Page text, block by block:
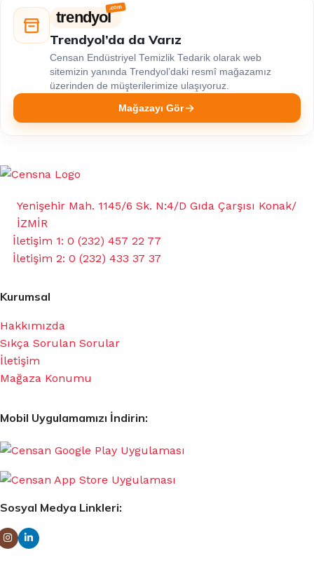
trendyol
Trendyol’da da Varız
Censan Endüstriyel Temizlik Tedarik olarak web
sitemizin yanında Trendyol’daki resmî mağazamız
üzerinden de müşterilerimize ulaşıyoruz.
Mağazayı Gör
Yenişehir Mah. 1145/6 Sk. N:4/D Gıda Çarşısı Konak/
İZMİR
İletişim 1: 0 (232) 457 22 77
İletişim 2: 0 (232) 433 37 37
Kurumsal
Hakkımızda
Sıkça Sorulan Sorular
İletişim
Mağaza Konumu
Mobil Uygulamamızı İndirin:
Sosyal Medya Linkleri: